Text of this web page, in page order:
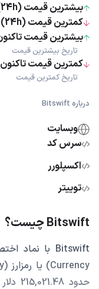
بیشترین قیمت (24h)
کمترین قیمت (24h)
بیشترین قیمت
تاریخ بیشترین قیمت
کمترین قیمت تاکنون
تاریخ کمترین قیمت
درباره Bitswift
وبسایت
سرس کد
اکسپلورر
توییتر
Bitswift چیست؟